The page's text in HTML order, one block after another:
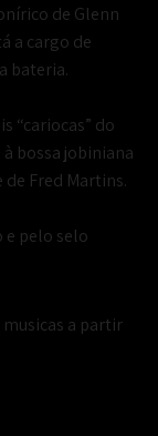
de Glenn
a cargo de
bateria.
“cariocas” do
bossa jobiniana
Fred Martins.
pelo selo
a partir